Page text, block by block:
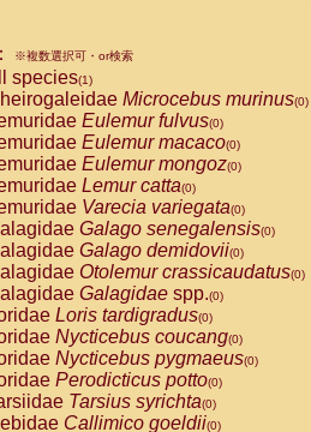
Cebus nigrivittatus
Cebus
Saimiri boliviensis(0)
Saimiri sciureus(0)
Alouatta caraya(0)
Alouatta fusca(0)
Alouatta seniculus
Alouattaspp.(0)
Ateles belzebuth(0)
Ateles geoffroyi(0)
Ateles paniscus(0)
Atelesspp.(0)
Lagothrix lagothricha
Lagothrix lagothricha cana
Cacajao calvus
Callicebus cupreus
Callicebus donacophilus
Callicebus moloch
※複数選択可・or検索
species(1)
Microcebus murinus(0)
Eulemur fulvus(0)
Eulemur macaco(0)
Eulemur mongoz(0)
Lemur catta(0)
Varecia variegata(0)
Galago senegalensis(0)
Galago demidovii(0)
Otolemur crassicaudatus(0)
Galagidae spp.(0)
Loris tardigradus(0)
Nycticebus coucang(0)
Nycticebus pygmaeus(0)
Perodicticus potto(0)
Tarsius syrichta(0)
Callimico goeldii(0)